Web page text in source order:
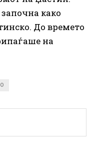
како
До времето
на